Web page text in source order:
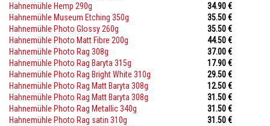
Hahnemühle Hemp 290g
Hahnemühle Museum Etching 350g
Hahnemühle Photo Glossy 260g
Hahnemühle Photo Matt Fibre 200g
Hahnemühle Photo Rag 308g
Hahnemühle Photo Rag Baryta 315g
Hahnemühle Photo Rag Bright White 310g
34.90 €
Hahnemühle Photo Rag Matt Baryta 308g
35.50 €
Hahnemühle Photo Rag Matt Baryta 308g
35.50 €
Hahnemühle Photo Rag Metallic 340g
44.50 €
Hahnemühle Photo Rag satin 310g
37.00 €
17.90 €
29.50 €
12.50 €
31.50 €
31.50 €
31.50 €